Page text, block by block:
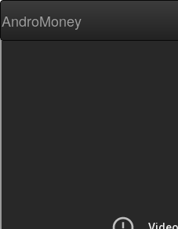
AndroMoney